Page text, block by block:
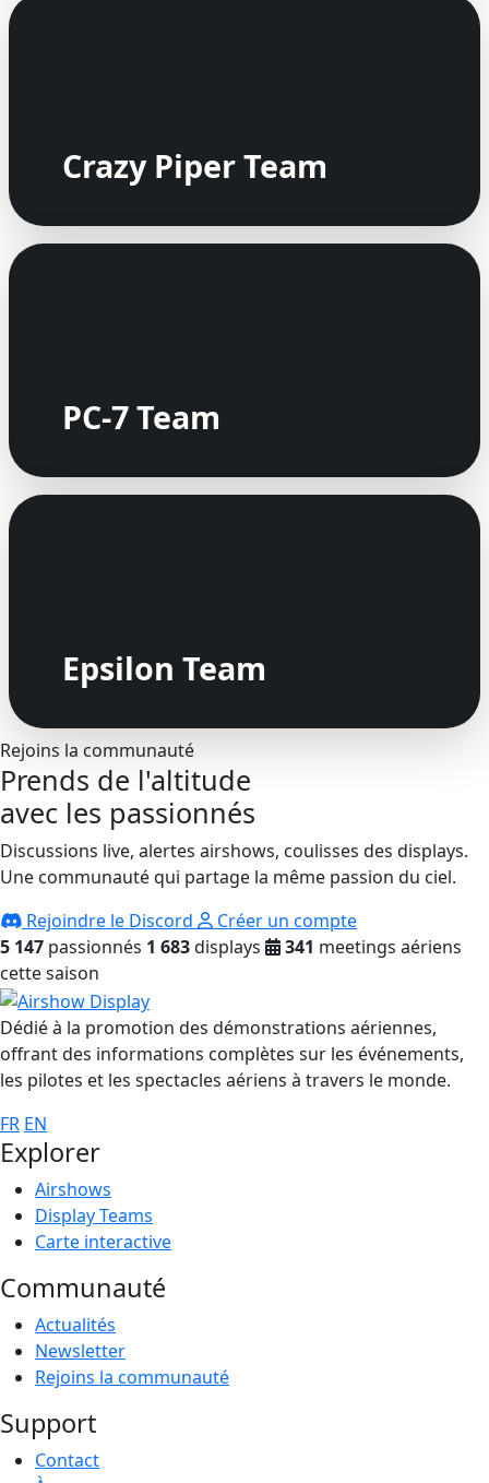
Crazy Piper Team
PC-7 Team
Epsilon Team
Rejoins la communauté
Prends de l'altitude
avec les passionnés
Discussions live, alertes airshows, coulisses des displays.
Une communauté qui partage la même passion du ciel.
Rejoindre le Discord
Créer un compte
5 147 passionnés 1 683displays 341 meetings aériens
cette saison
Dédié à la promotion des démonstrations aériennes,
offrant des informations complètes sur les événements,
les pilotes et les spectacles aériens à travers le monde.
FR EN
Explorer
Airshows
Display Teams
Carte interactive
Communauté
Actualités
Newsletter
Rejoins la communauté
Support
Contact